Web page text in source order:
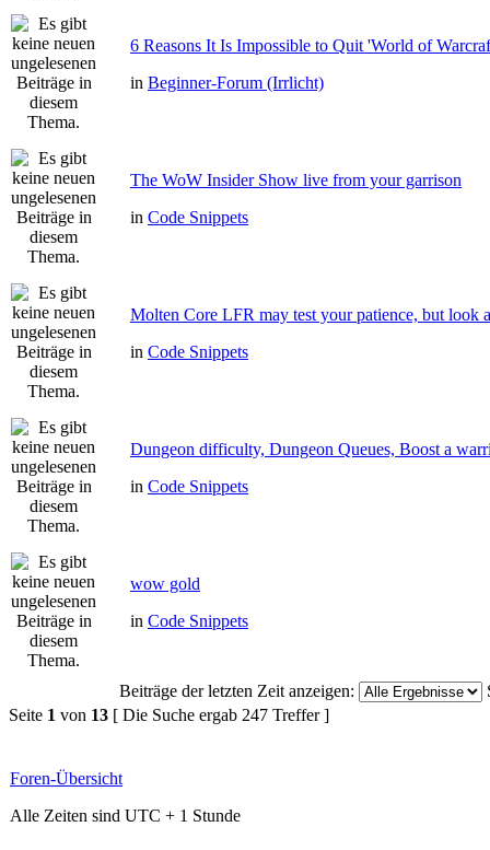
6 Reasons It Is Impossible to Quit 'World of
in Beginner-Forum (Irrlicht)
The WoW Insider Show live from your garrison
in Code Snippets
Molten Core LFR may test your patience, but look
in Code Snippets
Dungeon difficulty, Dungeon Queues, Boost a
in Code Snippets
wow gold
in Code Snippets
Beiträge der letzten Zeit anzeigen:
Seite 1 von 13 [ Die Suche ergab 247 Treffer ]
Foren-Übersicht
Alle Zeiten sind UTC + 1 Stunde